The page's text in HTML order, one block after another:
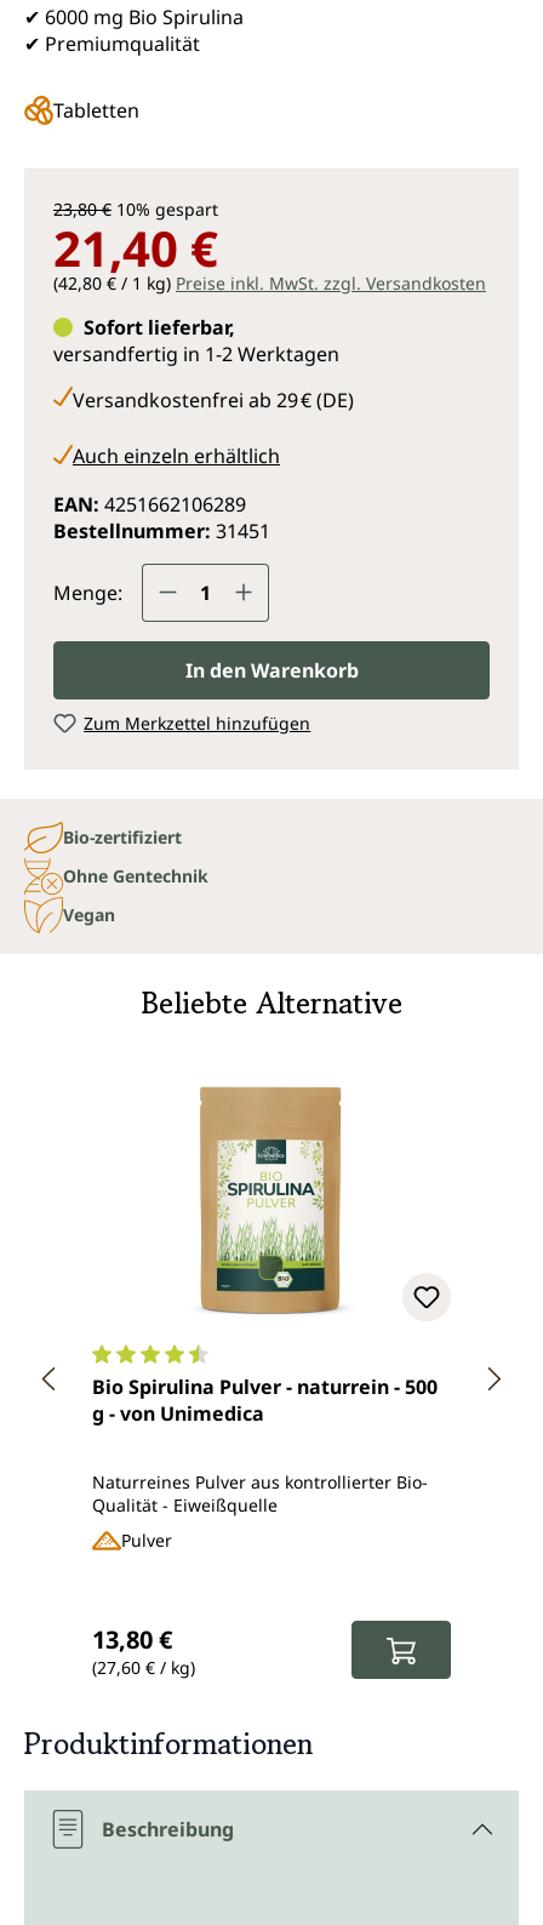
✔ 6000 mg Bio Spirulina
✔ Premiumqualität
Tabletten
23,80 € 10% gespart
21,40 €
(42,80 € / 1 kg) Preise inkl. MwSt. zzgl. Versandkosten
Sofort lieferbar,
versandfertig in 1-2 Werktagen
Versandkostenfrei ab 29 € (DE)
Auch einzeln erhältlich
EAN: 4251662106289
Bestellnummer: 31451
Menge: Produkt Anzahl: Gib den
In den Warenkorb
Zum Merkzettel hinzufügen
Bio-zertifiziert
Ohne Gentechnik
Vegan
Beliebte Alternative
Durchschnittliche Bewertung von 4.5 von 5
Bio Spirulina Pulver - naturrein - 500
g - von Unimedica
Naturreines Pulver aus kontrollierter Bio-
Qualität - Eiweißquelle
Pulver
13,80 €
(27,60 € / kg)
Bio
Produktinformationen
Beschreibung